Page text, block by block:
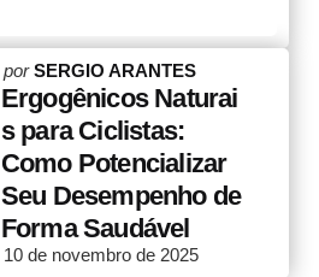
Posted
by
porSERGIO ARANTES
Ergogênicos Naturai
s para Ciclistas:
Como Potencializar
Seu Desempenho de
Forma Saudável
10 de novembro de 2025